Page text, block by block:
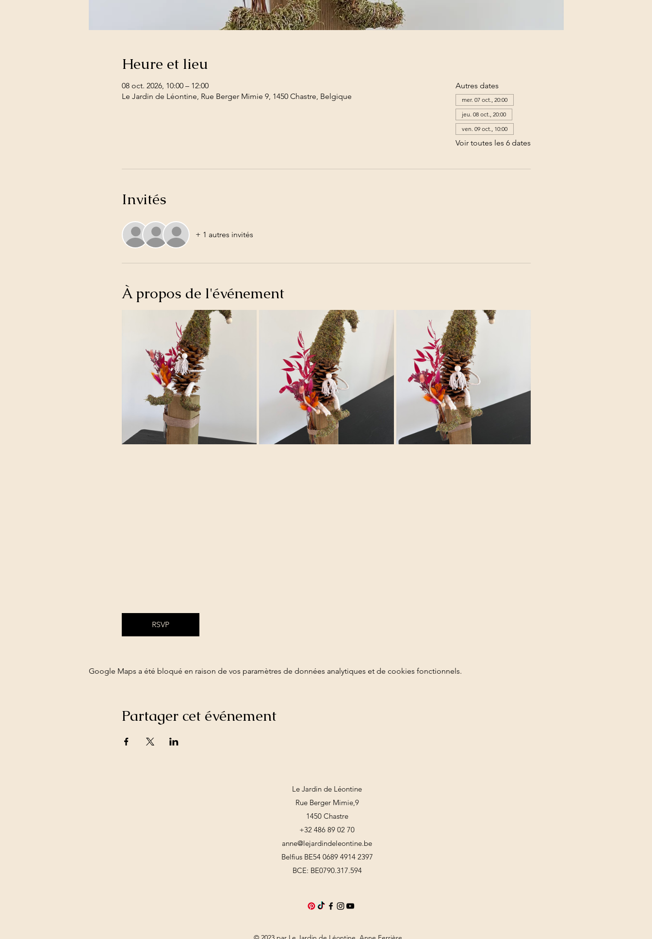
Heure et lieu
08 oct. 2026, 10:00 – 12:00
Le Jardin de Léontine, Rue Berger Mimie 9, 1450 Chastre, Belgique
Autres dates
mer. 07 oct., 20:00
jeu. 08 oct., 20:00
ven. 09 oct., 10:00
Voir toutes les 6 dates
Invités
+ 1 autres invités
À propos de l'événement
RSVP
Google Maps a été bloqué en raison de vos paramètres de données analytiques et de cookies fonctionnels.
Partager cet événement
Le Jardin de Léontine
Rue Berger Mimie,9
1450 Chastre
+32 486 89 02 70
anne@lejardindeleontine.be
Belfius BE54 0689 4914 2397
BCE: BE0790.317.594